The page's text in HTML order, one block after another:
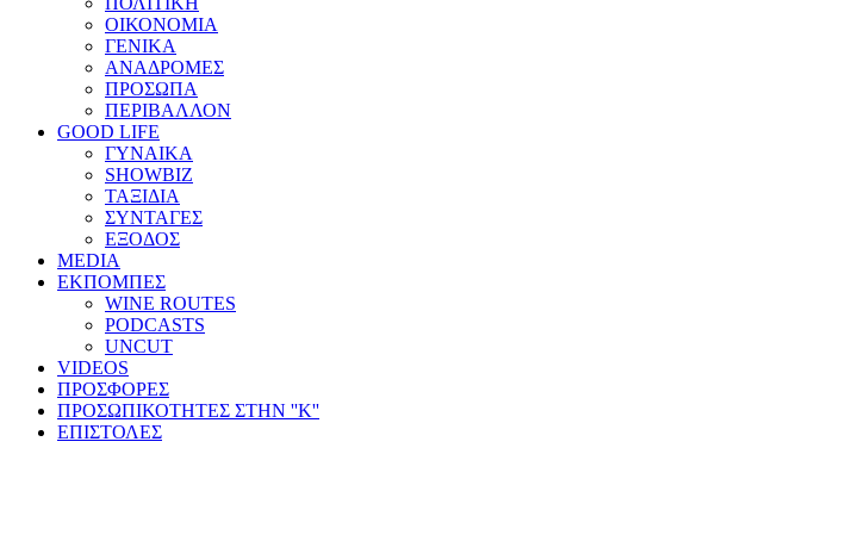
ΟΙΚΟΝΟΜΙΑ
ΓΕΝΙΚΑ
ΑΝΑΔΡΟΜΕΣ
ΠΡΟΣΩΠΑ
ΠΕΡΙΒΑΛΛΟΝ
GOOD LIFE
ΓΥΝΑΙΚΑ
SHOWBIZ
ΤΑΞΙΔΙΑ
ΣΥΝΤΑΓΕΣ
ΕΞΟΔΟΣ
MEDIA
ΕΚΠΟΜΠΕΣ
WINE ROUTES
PODCASTS
UNCUT
VIDEOS
ΠΡΟΣΦΟΡΕΣ
ΠΡΟΣΩΠΙΚΟΤΗΤΕΣ ΣΤΗΝ ''Κ''
ΕΠΙΣΤΟΛΕΣ